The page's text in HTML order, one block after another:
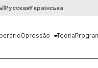
РусскаяУкраїнська
Opressão Teoria